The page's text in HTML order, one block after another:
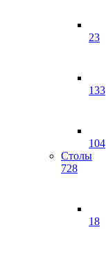
23
133
104
Столы
728
18